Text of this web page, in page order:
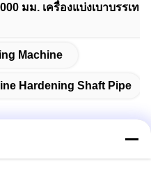
มม. เครื่องแบ่งเบาบรรเ
Machine
Hardening Shaft Pipe